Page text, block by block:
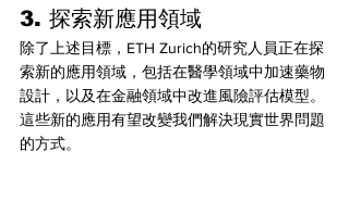
3. 探索新應用領域
除了上述目標，ETH Zurich的研究人員正在探
索新的應用領域，包括在醫學領域中加速藥物
設計，以及在金融領域中改進風險評估模型。
這些新的應用有望改變我們解決現實世界問題
的方式。